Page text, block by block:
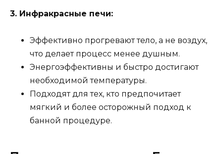
3. Инфракрасные печи:
Эффективно прогревают тело, а не воздух,
что делает процесс менее душным.
Энергоэффективны и быстро достигают
необходимой температуры.
Подходят для тех, кто предпочитает
мягкий и более осторожный подход к
банной процедуре.